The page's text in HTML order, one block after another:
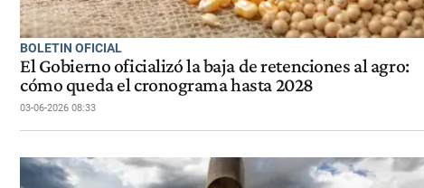
BOLETIN OFICIAL
El Gobierno oficializó la baja de retenciones al agro:
cómo queda el cronograma hasta 2028
03-06-2026 08:33